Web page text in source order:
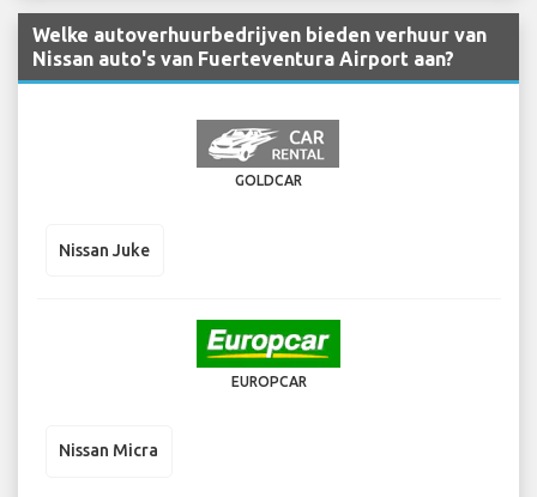
Welke autoverhuurbedrijven bieden verhuur van
Nissan auto's van Fuerteventura Airport aan?
GOLDCAR
Nissan Juke
EUROPCAR
Nissan Micra